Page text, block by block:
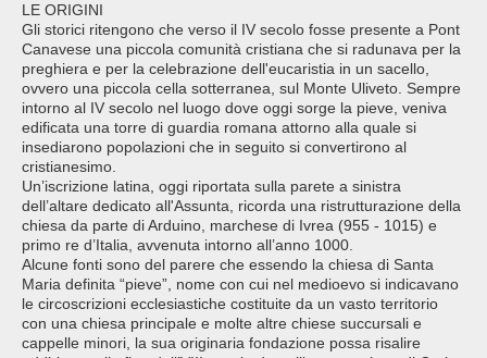
LE ORIGINI
Gli storici ritengono che verso il IV secolo fosse presente a Pont
Canavese una piccola comunità cristiana che si radunava per la
preghiera e per la celebrazione dell'eucaristia in un sacello,
ovvero una piccola cella sotterranea, sul Monte Uliveto. Sempre
intorno al IV secolo nel luogo dove oggi sorge la pieve, veniva
edificata una torre di guardia romana attorno alla quale si
insediarono popolazioni che in seguito si convertirono al
cristianesimo.
Un’iscrizione latina, oggi riportata sulla parete a sinistra
dell’altare dedicato all'Assunta, ricorda una ristrutturazione della
chiesa da parte di Arduino, marchese di Ivrea (955 - 1015) e
primo re d’Italia, avvenuta intorno all’anno 1000.
Alcune fonti sono del parere che essendo la chiesa di Santa
Maria definita “pieve”, nome con cui nel medioevo si indicavano
le circoscrizioni ecclesiastiche costituite da un vasto territorio
con una chiesa principale e molte altre chiese succursali e
cappelle minori, la sua originaria fondazione possa risalire